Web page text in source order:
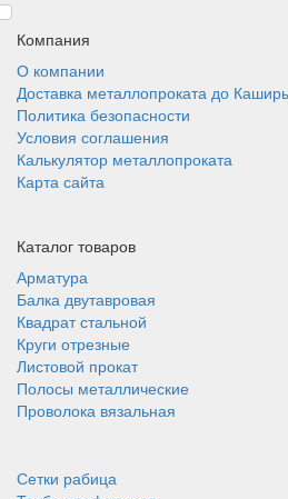
Компания
О компании
Доставка металлопроката до
Политика безопасности
Условия соглашения
Калькулятор металлопроката
Карта сайта
Каталог товаров
Арматура
Балка двутавровая
Квадрат стальной
Круги отрезные
Листовой прокат
Полосы металлические
Проволока вязальная
Сетки рабица